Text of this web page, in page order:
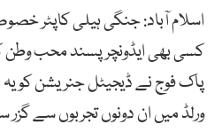
اسلام آباد: جنگی ہیلی کاپٹر خصوصاً
کسی بھی ایڈونچر پسند محب
پاک فوج نے ڈیجیٹل جنریشن کو یہ
ورلڈ میں ان دونوں تجربوں سے گزر